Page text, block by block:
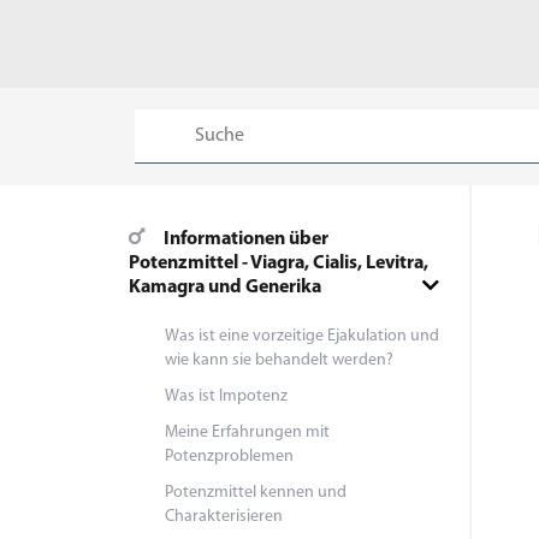
Informationen über
Potenzmittel - Viagra, Cialis, Levitra,
Kamagra und Generika
Was ist eine vorzeitige Ejakulation und
wie kann sie behandelt werden?
Was ist Impotenz
Meine Erfahrungen mit
Potenzproblemen
Potenzmittel kennen und
Charakterisieren